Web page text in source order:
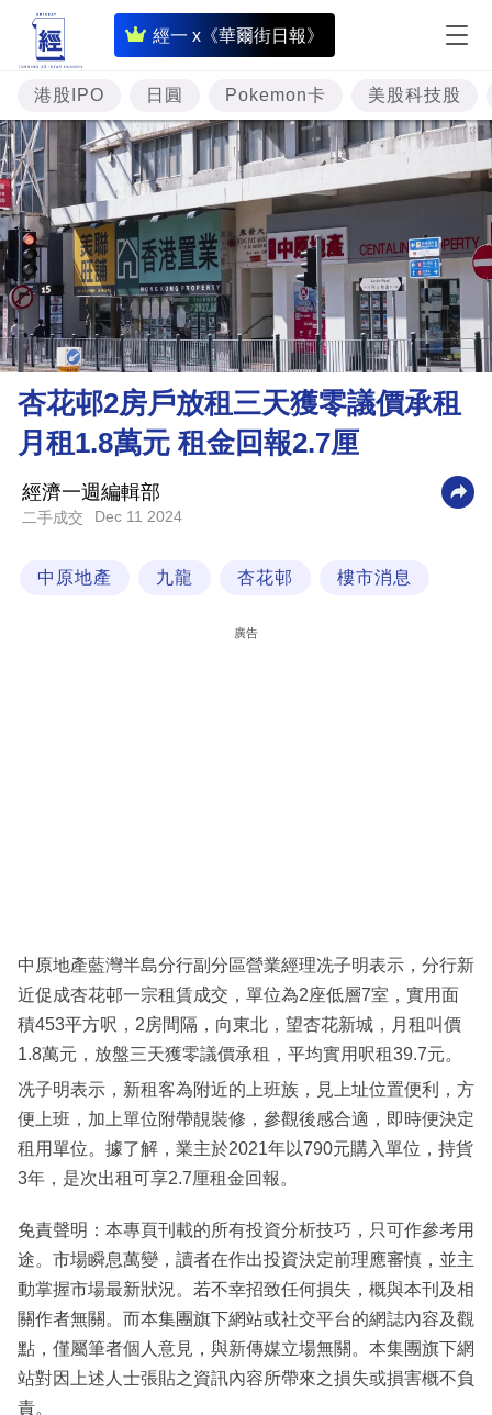
經一 x《華爾街日報》
即
時
財
經
專
題
資
樓
市
理
財
商
業
科
區
港股IPO 日圓 Pokemon卡 美股科技股
杏花邨2房戶放租三天獲零議價承租
月租1.8萬元 租金回報2.7厘
經濟一週編輯部
二手成交 Dec 11 2024
中原地產 九龍 杏花邨 樓市消息
廣告
中原地產藍灣半島分行副分區營業經理冼子明表示，分行新
近促成杏花邨一宗租賃成交，單位為2座低層7室，實用面
積453平方呎，2房間隔，向東北，望杏花新城，月租叫價
1.8萬元，放盤三天獲零議價承租，平均實用呎租39.7元。
冼子明表示，新租客為附近的上班族，見上址位置便利，方
便上班，加上單位附帶靚裝修，參觀後感合適，即時便決定
租用單位。據了解，業主於2021年以790元購入單位，持貨
3年，是次出租可享2.7厘租金回報。
免責聲明：本專頁刊載的所有投資分析技巧，只可作參考用
途。市場瞬息萬變，讀者在作出投資決定前理應審慎，並主
動掌握市場最新狀況。若不幸招致任何損失，概與本刊及相
關作者無關。而本集團旗下網站或社交平台的網誌內容及觀
點，僅屬筆者個人意見，與新傳媒立場無關。本集團旗下網
站對因上述人士張貼之資訊內容所帶來之損失或損害概不負
責。